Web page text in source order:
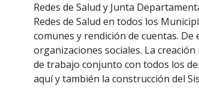
Redes de Salud y Junta
Redes de Salud en todos los
comunes y rendición de cuentas.
organizaciones sociales. La
de trabajo conjunto con todos los
aquí y también la construcción del